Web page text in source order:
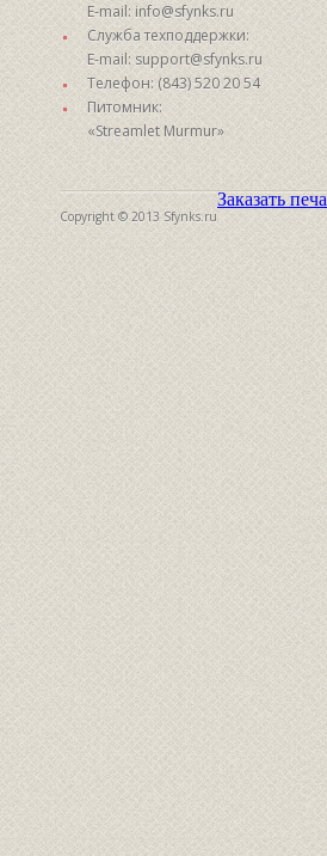
E-mail: info@sfynks.ru
Служба техподдержки:
E-mail: support@sfynks.ru
Телефон: (843) 520 20 54
Питомник:
«Streamlet Murmur»
Copyright © 2013 Sfynks.ru
Заказать